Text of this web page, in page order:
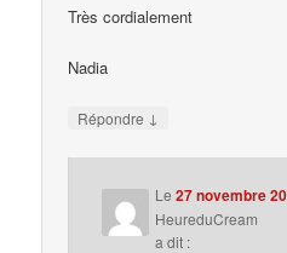
Très cordialement
Nadia
Répondre ↓
Le27 novembre
HeureduCream
a dit :